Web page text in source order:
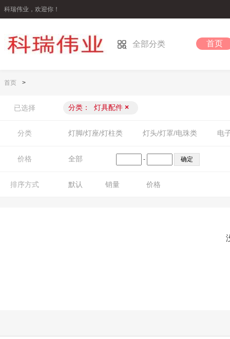
科瑞伟业，欢迎你！
全部分类 首页
首页 >
已选择 分类： 灯具配件 ×
分类 灯脚/灯座/灯柱类 灯头/灯罩/电珠类 电
价格 全部 -
排序方式 默认 销量 价格